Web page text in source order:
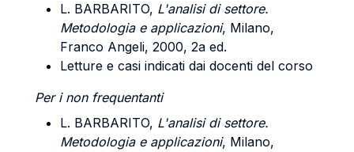
L. BARBARITO, L'analisi di settore.
Metodologia e applicazioni, Milano,
Franco Angeli, 2000, 2a ed.
Letture e casi indicati dai docenti del corso
Per i non frequentanti
L. BARBARITO, L'analisi di settore.
Metodologia e applicazioni, Milano,